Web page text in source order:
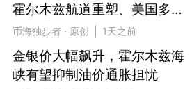
霍尔木兹航道重塑、美国多晶
硅关税落地
币海独步者 · 原创 | 1天之前
金银价大幅飙升，霍尔木兹海
峡有望抑制油价通胀担忧